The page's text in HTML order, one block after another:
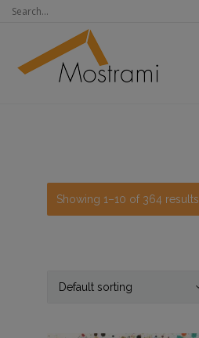
Showing 1–10 of 364 results